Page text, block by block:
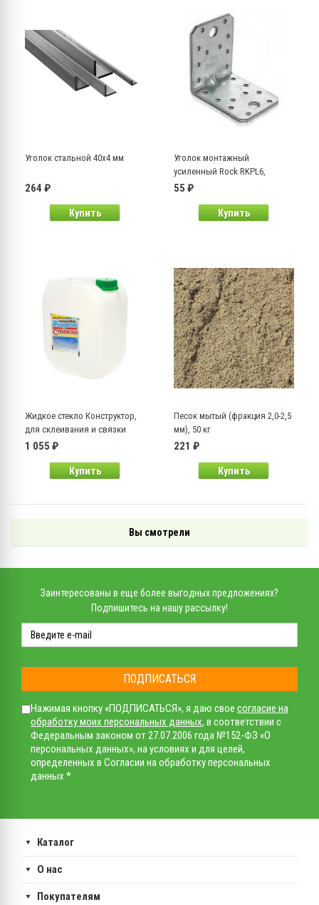
Уголок стальной 40х4 мм
264 ₽
Купить
Уголок монтажный
усиленный Rock RKPL6,
60х60х45 мм
55 ₽
Купить
Жидкое стекло Конструктор,
для склеивания и связки
строительных материалов, 15
1 055 ₽
Купить
Песок мытый (фракция 2,0-2,5
мм), 50 кг
221 ₽
Купить
Вы смотрели
Заинтересованы в еще более выгодных предложениях?
Подпишитесь на нашу рассылку!
ПОДПИСАТЬСЯ
Нажимая кнопку «ПОДПИСАТЬСЯ», я даю свое согласие на
обработку моих персональных данных, в соответствии с
Федеральным законом от 27.07.2006 года №152-ФЗ «О
персональных данных», на условиях и для целей,
определенных в Согласии на обработку персональных
данных *
Каталог
О нас
Покупателям